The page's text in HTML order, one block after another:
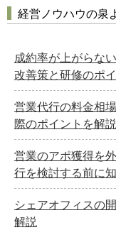
経営ノウハウの泉
成約率が上がらな
改善策と研修のポ
営業代行の料金相
際のポイントを解説
営業のアポ獲得を
行を検討する前に
シェアオフィスの
解説